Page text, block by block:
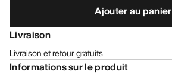
Ajouter au panier
Livraison
Livraison et retour gratuits
Informations sur le produit